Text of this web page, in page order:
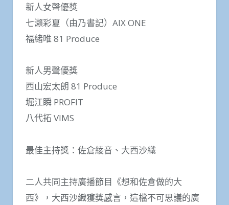
新人女聲優獎
七瀨彩夏（由乃書記）AIX ONE
福緒唯 81 Produce
新人男聲優獎
西山宏太朗 81 Produce
堀江瞬 PROFIT
八代拓 VIMS
最佳主持獎：佐倉綾音、大西沙織
二人共同主持廣播節目《想和佐倉做的大
西》，大西沙織獲獎感言，這檔不可思議的廣